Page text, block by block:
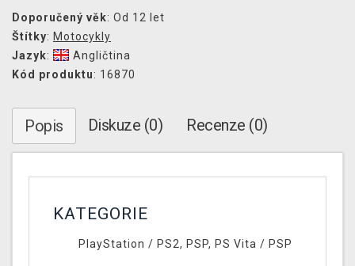
Doporučený věk: Od 12 let
Štítky: Motocykly
Jazyk:
Angličtina
Kód produktu: 16870
Popis Diskuze (0) Recenze (0)
KATEGORIE
PlayStation / PS2, PSP, PS Vita / PSP